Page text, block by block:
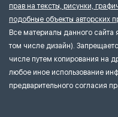
прав на тексты, рисунки,
подобные объекты авторских
Все материалы данного сайта
том числе дизайн).
числе путем копирования на
любое иное использование
предварительного согласия